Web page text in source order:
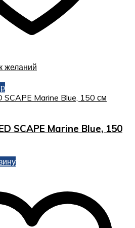
желаний
SCAPE Marine Blue, 150